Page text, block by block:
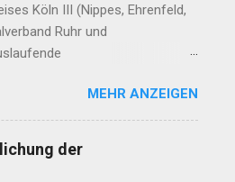
Köln III (Nippes, Ehrenfeld,
Ruhr und
der Flughafen Köln-Bonn im
der Kandidatinnen und
CDU | SPD | FDP | AfD |
MLPD | dieBasis | Volt |
MEHR ANZEIGEN
der